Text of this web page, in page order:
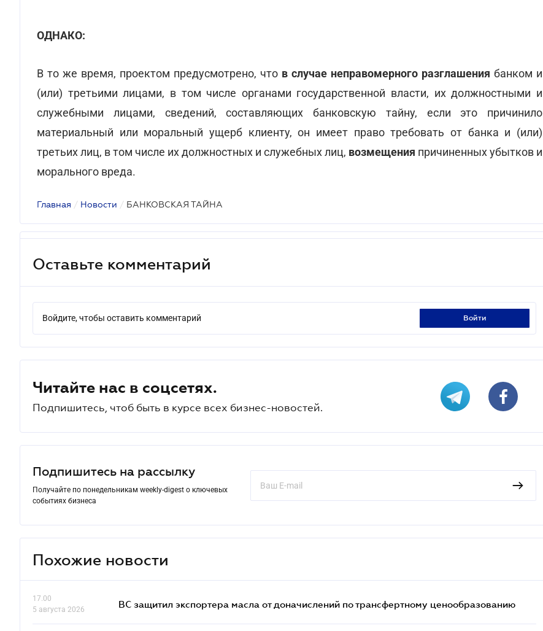
ОДНАКО:
В то же время, проектом предусмотрено, что в случае неправомерного разглашения банком и
(или) третьими лицами, в том числе органами государственной власти, их должностными и
служебными лицами, сведений, составляющих банковскую тайну, если это причинило
материальный или моральный ущерб клиенту, он имеет право требовать от банка и (или)
третьих лиц, в том числе их должностных и служебных лиц, возмещения причиненных убытков и
морального вреда.
Главная / Новости / БАНКОВСКАЯ ТАЙНА
Оставьте комментарий
Войдите, чтобы оставить комментарий войти
Читайте нас в соцсетях.
Подпишитесь, чтоб быть в курсе всех бизнес-новостей.
Подпишитесь на рассылку
Получайте по понедельникам weekly-digest о ключевых
событиях бизнеса
Похожие новости
17.00
5 августа 2026
ВС защитил экспортера масла от доначислений по трансфертному ценообразованию